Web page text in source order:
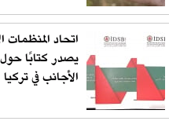
اتحاد المنظمات
يصدر كتابًا
الأجانب في تركيا